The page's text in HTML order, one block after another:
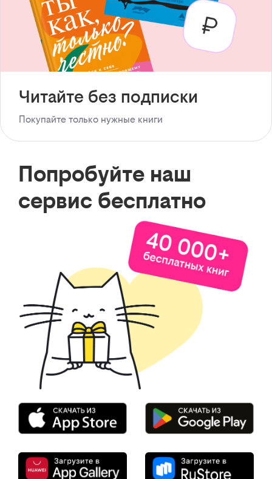
Читайте без подписки
Покупайте только нужные книги
Попробуйте наш
сервис бесплатно